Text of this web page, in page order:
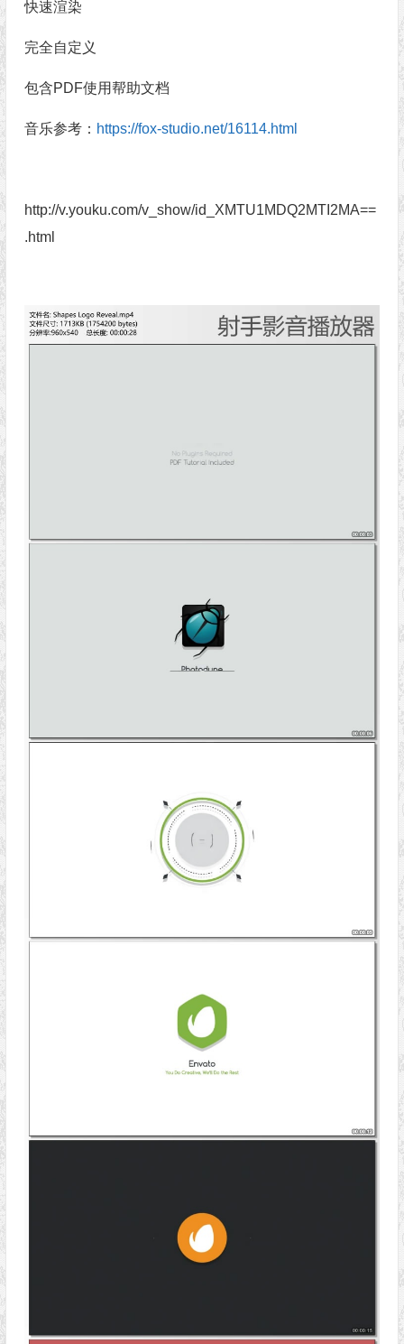
快速渲染
完全自定义
包含PDF使用帮助文档
音乐参考： https://fox-studio.net/16114.html
http://v.youku.com/v_show/id_XMTU1MDQ2MTI2MA==
.html